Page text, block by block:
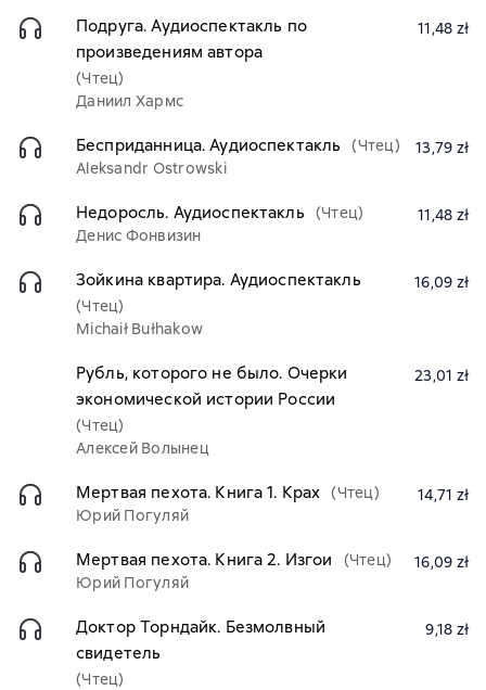
Подруга. Аудиоспектакль по
произведениям автора
(Чтец)
Даниил Хармс
11,48 zł
Бесприданница. Аудиоспектакль
(Чтец)
Aleksandr Ostrowski
13,79 zł
Недоросль. Аудиоспектакль
(Чтец)
Денис Фонвизин
11,48 zł
Зойкина квартира. Аудиоспектакль
(Чтец)
Michaił Bułhakow
16,09 zł
Рубль, которого не было. Очерки
экономической истории России
(Чтец)
Алексей Волынец
23,01 zł
Мертвая пехота. Книга 1. Крах (Чтец)
Юрий Погуляй
14,71 zł
Мертвая пехота. Книга 2. Изгои
(Чтец)
Юрий Погуляй
16,09 zł
Доктор Торндайк. Безмолвный
свидетель
(Чтец)
9,18 zł